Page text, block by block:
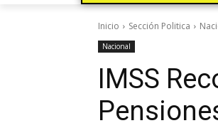
Inicio Sección Politica
Nacional
IMSS